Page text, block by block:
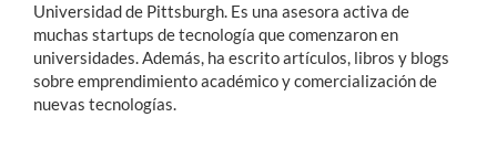
Universidad de Pittsburgh. Es una asesora activa de
muchas startups de tecnología que comenzaron en
universidades. Además, ha escrito artículos, libros y blogs
sobre emprendimiento académico y comercialización de
nuevas tecnologías.